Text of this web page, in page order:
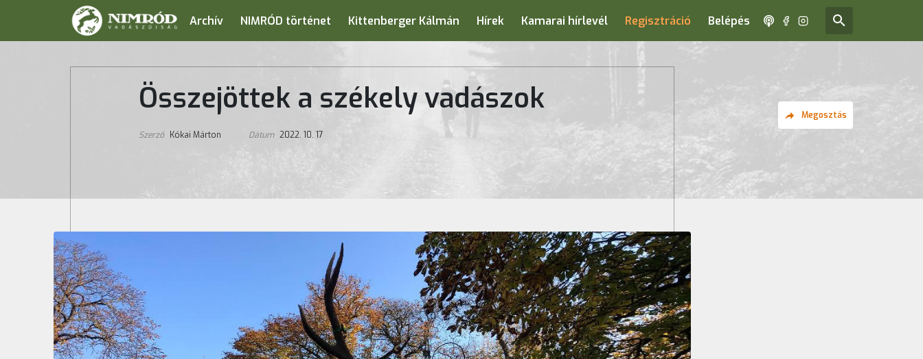
Archív NIMRÓD történet Kittenberger Kálmán Hírek Kamarai hírlevél Regisztráció Belépés
Összejöttek a székely vadászok
Szerző Kókai Márton Dátum 2022. 10. 17
Megosztás